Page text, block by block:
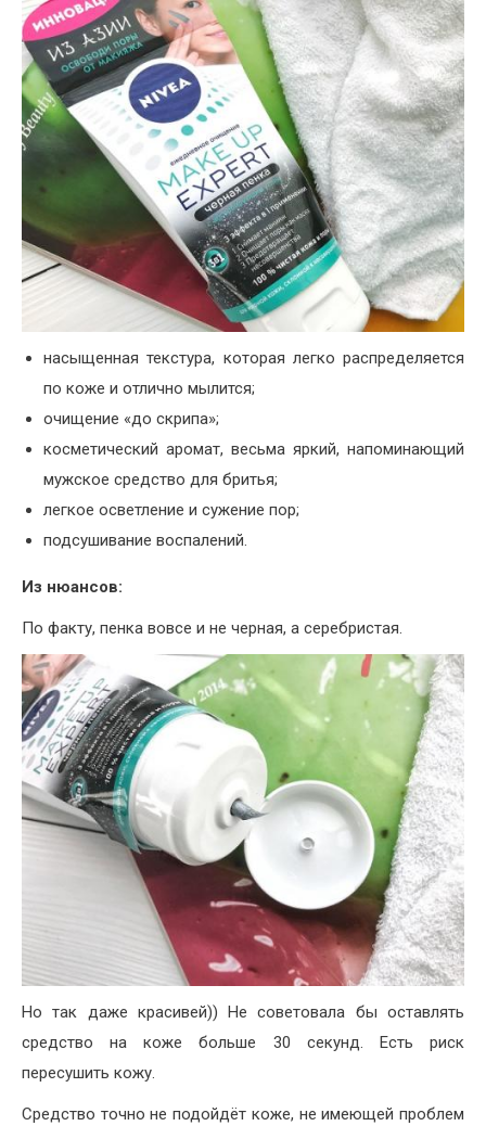
насыщенная текстура, которая легко распределяется
по коже и отлично мылится;
очищение «до скрипа»;
косметический аромат, весьма яркий, напоминающий
мужское средство для бритья;
легкое осветление и сужение пор;
подсушивание воспалений.
Из нюансов:
По факту, пенка вовсе и не черная, а серебристая.
Но так даже красивей)) Не советовала бы оставлять
средство на коже больше 30 секунд. Есть риск
пересушить кожу.
Средство точно не подойдёт коже, не имеющей проблем